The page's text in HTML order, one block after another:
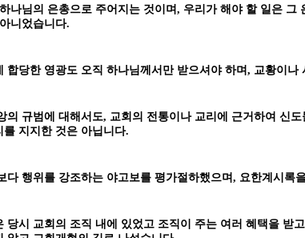
나님의 은총으로 주어지는 것이며, 우리가 해야 할 일은
니었습니다.
합당한 영광도 오직 하나님께서만 받으셔야 하며, 교황이
의 규범에 대해서도, 교회의 전통이나 교리에 근거하여 신
지지한 것은 아닙니다.
다 행위를 강조하는 야고보를 평가절하했으며, 요한계시
당시 교회의 조직 내에 있었고 조직이 주는 여러 혜택을